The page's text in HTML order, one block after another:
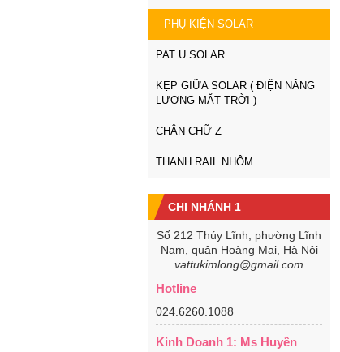
PHỤ KIỆN SOLAR
PAT U SOLAR
KẸP GIỮA SOLAR ( ĐIỆN NĂNG
LƯỢNG MẶT TRỜI )
CHÂN CHỮ Z
THANH RAIL NHÔM
CHI NHÁNH 1
Số 212 Thúy Lĩnh, phường Lĩnh
Nam, quận Hoàng Mai, Hà Nội
vattukimlong@gmail.com
Hotline
024.6260.1088
Kinh Doanh 1: Ms Huyền